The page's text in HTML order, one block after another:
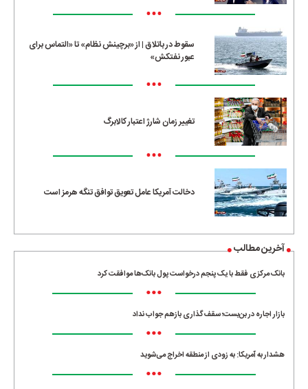
•••
سقوط در باتلاق | از «برچینش نظام» تا «التماس برای
عبور نفتکش»
•••
تغییر زمان شارژ اعتبار کالابرگ
•••
دخالت آمریکا عامل تعویق توافق تنگه هرمز است
آخرین مطالب
بانک مرکزی فقط با یک‌ پنجم درخواست پول بانک‌ها موافقت کرد
•••
بازار اجاره در بن‌بست؛ سقف‌گذاری بازهم جواب نداد
•••
هشدار به آمریکا: به زودی از منطقه اخراج می‌شوید
•••